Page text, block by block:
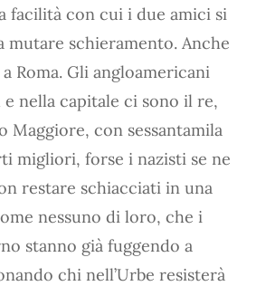
facilità con cui i due amici si
mutare schieramento. Anche
Roma. Gli angloamericani
e nella capitale ci sono il re,
Maggiore, con sessantamila
migliori, forse i nazisti se ne
restare schiacciati in una
nessuno di loro, che i
stanno già fuggendo a
chi nell’Urbe resisterà